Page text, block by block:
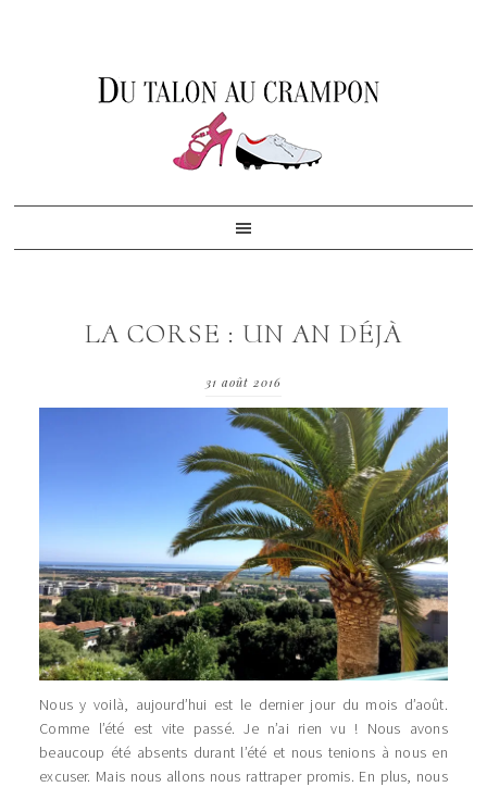
LA CORSE : UN AN DÉJÀ
31 août 2016
Nous y voilà, aujourd’hui est le dernier jour du mois d’août.
Comme l’été est vite passé. Je n’ai rien vu ! Nous avons
beaucoup été absents durant l’été et nous tenions à nous en
excuser. Mais nous allons nous rattraper promis. En plus, nous